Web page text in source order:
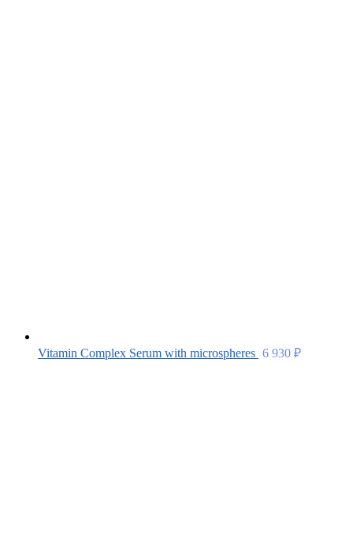
Vitamin Complex Serum with microspheres 6 930 ₽